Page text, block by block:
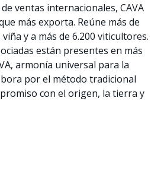
ventas internacionales, CAVA
más exporta. Reúne más de
y a más de 6.200 viticultores.
están presentes en más
armonía universal para la
por el método tradicional
con el origen, la tierra y